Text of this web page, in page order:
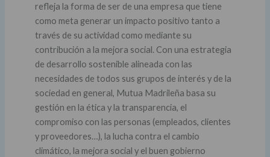
refleja la forma de ser de una empresa que tiene
como meta generar un impacto positivo tanto a
través de su actividad como mediante su
contribución a la mejora social. Con una estrategia
de desarrollo sostenible alineada con las
necesidades de todos sus grupos de interés y de la
sociedad en general, Mutua Madrileña basa su
gestión en la ética y la transparencia, el
compromiso con las personas (empleados, clientes
y proveedores…), la lucha contra el cambio
climático, la mejora social y el buen gobierno